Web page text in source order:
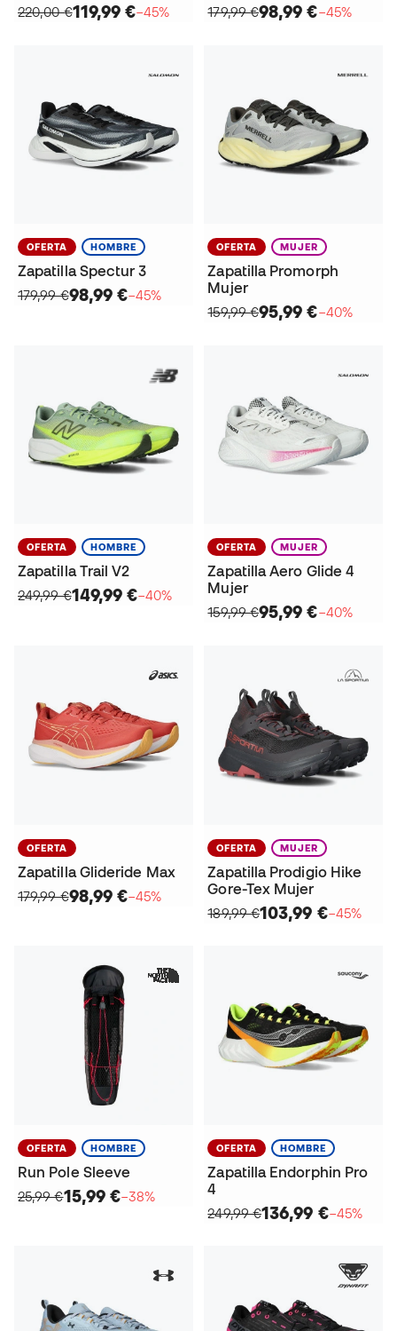
220,00 €119,99 €−45%
179,99 €98,99 €−45%
OFERTA HOMBRE
Zapatilla Spectur 3
179,99 €98,99 €−45%
OFERTA MUJER
Zapatilla Promorph
Mujer
159,99 €95,99 €−40%
OFERTA HOMBRE
Zapatilla Trail V2
249,99 €149,99 €−40%
OFERTA MUJER
Zapatilla Aero Glide 4
Mujer
159,99 €95,99 €−40%
OFERTA
Zapatilla Glideride Max
179,99 €98,99 €−45%
OFERTA MUJER
Zapatilla Prodigio Hike
Gore-Tex Mujer
189,99 €103,99 €−45%
OFERTA HOMBRE
Run Pole Sleeve
25,99 €15,99 €−38%
OFERTA HOMBRE
Zapatilla Endorphin Pro
4
249,99 €136,99 €−45%